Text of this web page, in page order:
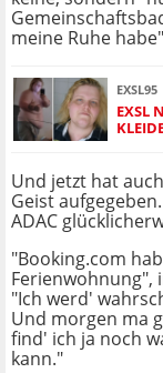
meine Ruhe
EXSL95
EXSL
Und jetzt hat
Geist
ADAC
"Booking.com
Ferienwohnung",
"Ich werd'
Und morgen ma
find' ich ja noch
kann."